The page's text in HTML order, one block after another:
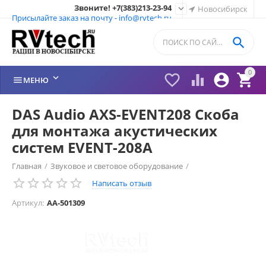
Новосибирск
Звоните! +7(383)213-23-94
Присылайте заказ на почту - info@rvtech.ru

0


 

МЕНЮ 
DAS Audio AXS-EVENT208 Скоба
для монтажа акустических
систем EVENT-208A
Главная / Звуковое и световое оборудование /
Аксессуары для акустических систем /
Написать отзыв
Артикул: AA-501309